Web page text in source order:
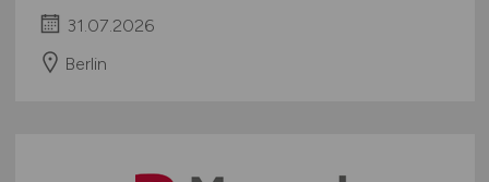
31.07.2026
Berlin